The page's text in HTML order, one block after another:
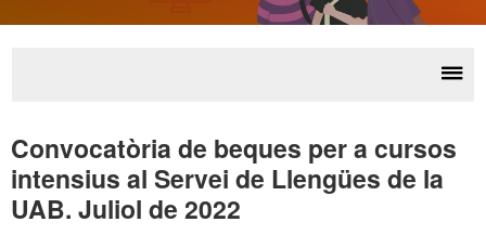
Convocatòria de beques per a cursos
intensius al Servei de Llengües de la
UAB. Juliol de 2022